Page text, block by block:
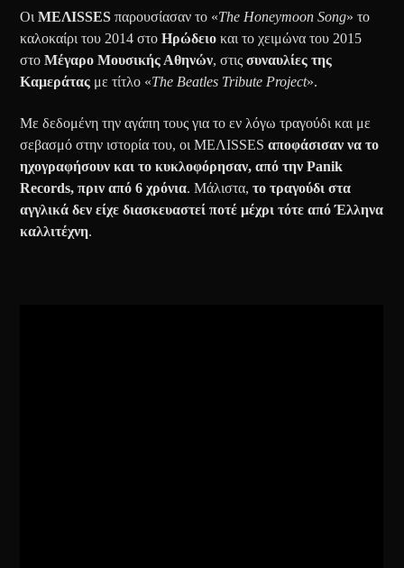
ΟιMEΛΙSSES παρουσίασαν το «The Honeymoon Song» το
καλοκαίρι του 2014 στοΗρώδειο και το χειμώνα του 2015
στοΜέγαρο Μουσικής Αθηνών, στιςσυναυλίες της
Καμεράτας με τίτλο «The Βeatles Tribute Project».
Με δεδομένη την αγάπη τους για το εν λόγω τραγούδι και με
σεβασμό στην ιστορία του, οι ΜEΛISSESαποφάσισαν να το
ηχογραφήσουν και το κυκλοφόρησαν, από την Panik
Records, πριν από 6 χρόνια. Μάλιστα, το τραγούδι στα
αγγλικά δεν είχε διασκευαστεί ποτέ μέχρι τότε από Έλληνα
καλλιτέχνη.